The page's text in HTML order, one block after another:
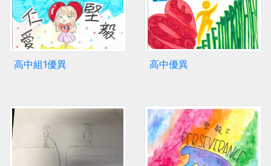
高中組1優異 高中優異